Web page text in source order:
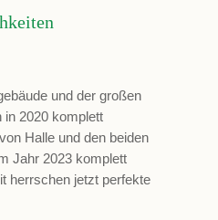
und der großen
in 2020 komplett
Halle und den beiden
Jahr 2023 komplett
herrschen jetzt perfekte